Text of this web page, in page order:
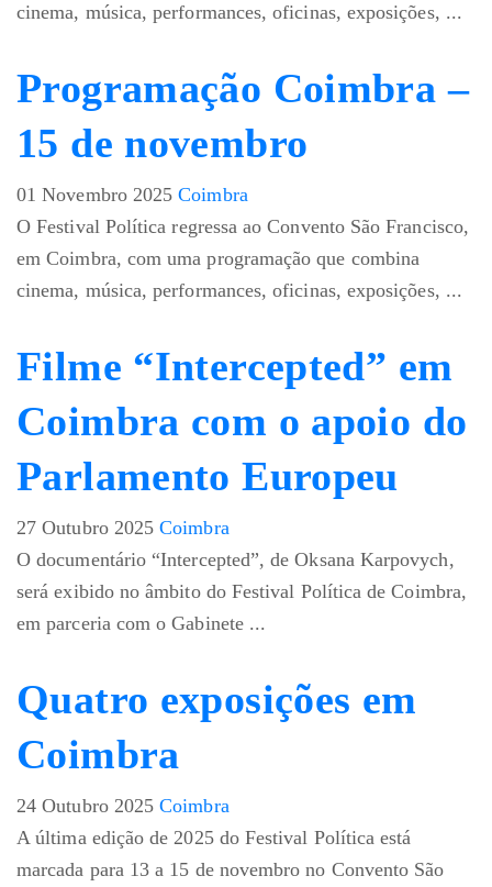
cinema, música, performances, oficinas, exposições, ...
Programação Coimbra –
15 de novembro
01 Novembro 2025 Coimbra
O Festival Política regressa ao Convento São Francisco,
em Coimbra, com uma programação que combina
cinema, música, performances, oficinas, exposições, ...
Filme “Intercepted” em
Coimbra com o apoio do
Parlamento Europeu
27 Outubro 2025 Coimbra
O documentário “Intercepted”, de Oksana Karpovych,
será exibido no âmbito do Festival Política de Coimbra,
em parceria com o Gabinete ...
Quatro exposições em
Coimbra
24 Outubro 2025 Coimbra
A última edição de 2025 do Festival Política está
marcada para 13 a 15 de novembro no Convento São